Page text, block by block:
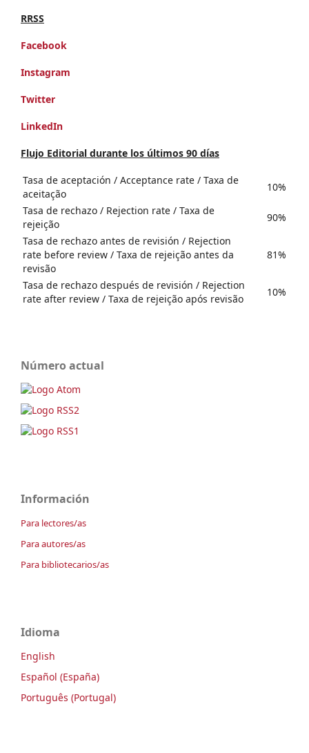
RRSS
Facebook
Instagram
Twitter
LinkedIn
Flujo Editorial durante los últimos 90 días
Tasa de aceptación / Acceptance rate / Taxa de
aceitação
10%
Tasa de rechazo / Rejection rate / Taxa de
rejeição
90%
Tasa de rechazo antes de revisión / Rejection
rate before review / Taxa de rejeição antes da
revisão
81%
Tasa de rechazo después de revisión / Rejection
rate after review / Taxa de rejeição após revisão
10%
Número actual
Información
Para lectores/as
Para autores/as
Para bibliotecarios/as
Idioma
English
Español (España)
Português (Portugal)